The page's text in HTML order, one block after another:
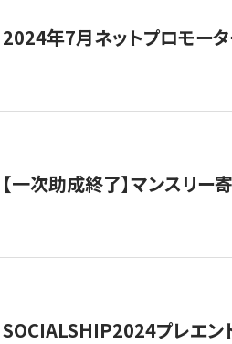
2024年7月ネットプロモー
【一次助成終了】マンスリ
SOCIALSHIP2024プレエン